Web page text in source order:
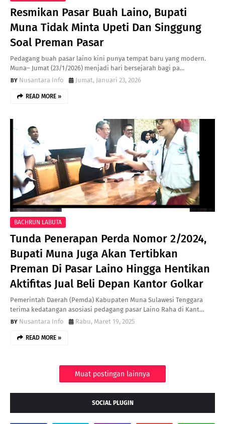
Resmikan Pasar Buah Laino, Bupati
Muna Tidak Minta Upeti Dan Singgung
Soal Preman Pasar
Pedagang buah pasar laino kini punya tempat baru yang modern. ​
Muna– Jumat (23/1/2026) menjadi hari bersejarah bagi pa…
Nusantara Info
Jumat, Januari 23, 2026
READ MORE »
BACHRUN LABUTA
Tunda Penerapan Perda Nomor 2/2024,
Bupati Muna Juga Akan Tertibkan
Preman Di Pasar Laino Hingga Hentikan
Aktifitas Jual Beli Depan Kantor Golkar
Pemerintah Daerah (Pemda) Kabupaten Muna Sulawesi Tenggara
terima kedatangan asosiasi pedagang pasar Laino Raha di Kant…
Nusantara Info
Rabu, Maret 19, 2025
READ MORE »
Muat postingan lainnya
SOCIAL PLUGIN